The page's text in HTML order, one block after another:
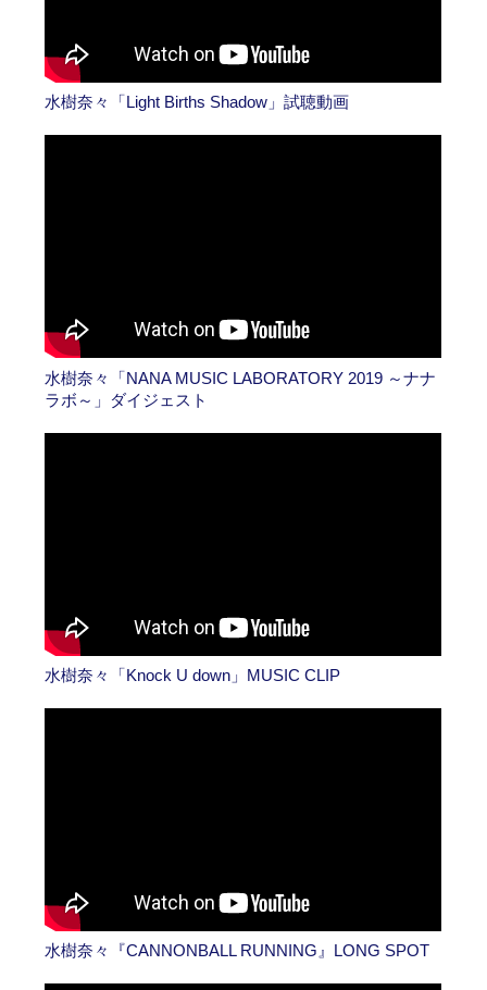
水樹奈々「Light Births Shadow」試聴動画
水樹奈々「NANA MUSIC LABORATORY 2019 ～ナナ
ラボ～」ダイジェスト
水樹奈々「Knock U down」MUSIC CLIP
水樹奈々『CANNONBALL RUNNING』LONG SPOT